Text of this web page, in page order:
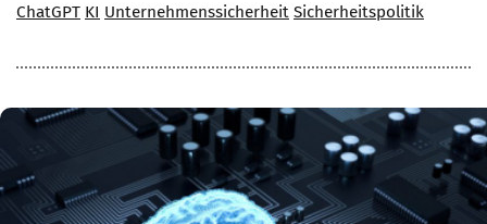
ChatGPT KI Unternehmenssicherheit Sicherheitspolitik